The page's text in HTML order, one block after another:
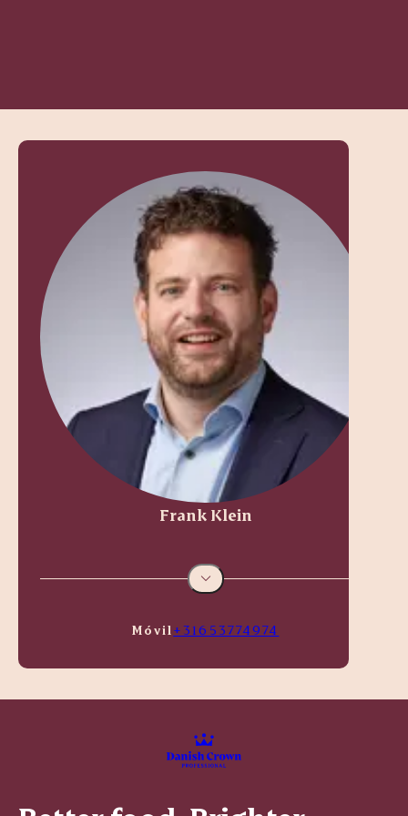
Frank Klein
Móvil +31653774974